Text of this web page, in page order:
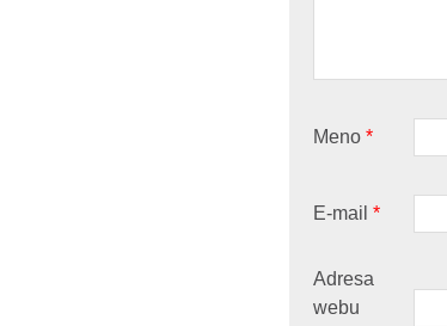
Meno *
E-mail *
Adresa
webu